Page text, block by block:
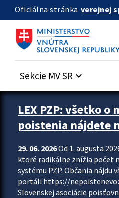
Preskocit na hlavný obsah
Oficiálna stránka verejnej
Sekcie MV SR keyboard_arrow_down
Zastavit automatický posun upútavok
LEX PZP: všetko
poistenia nájdete
29. 06. 2026Od 1. augusta
ktoré radikálne znížia počet
systému PZP. Občania
portáli https://
Slovenskej asociácie